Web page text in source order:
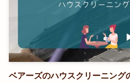
ベアーズのハウスクリーニング